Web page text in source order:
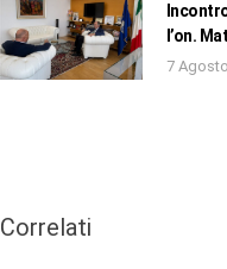
l’on.
7
Correlati